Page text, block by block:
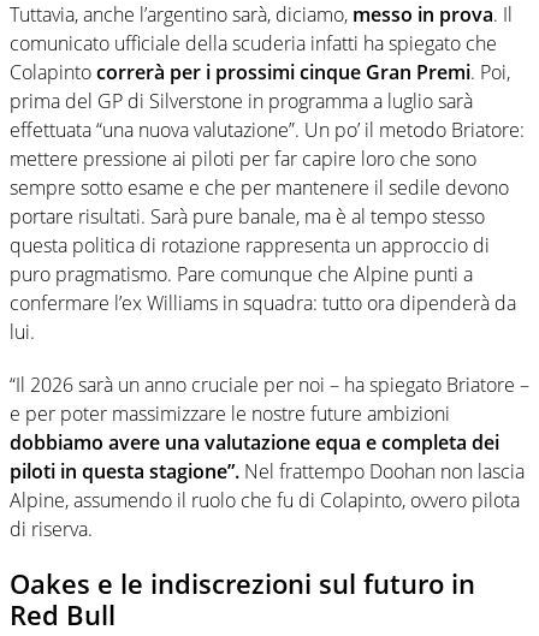
Tuttavia, anche l’argentino sarà, diciamo, messo in prova. Il
comunicato ufficiale della scuderia infatti ha spiegato che
Colapintocorrerà per i prossimi cinque Gran Premi. Poi,
prima del GP di Silverstone in programma a luglio sarà
effettuata “una nuova valutazione”. Un po’ il metodo Briatore:
mettere pressione ai piloti per far capire loro che sono
sempre sotto esame e che per mantenere il sedile devono
portare risultati. Sarà pure banale, ma è al tempo stesso
questa politica di rotazione rappresenta un approccio di
puro pragmatismo. Pare comunque che Alpine punti a
confermare l’ex Williams in squadra: tutto ora dipenderà da
lui.
“Il 2026 sarà un anno cruciale per noi – ha spiegato Briatore –
e per poter massimizzare le nostre future ambizioni
dobbiamo avere una valutazione equa e completa dei
piloti in questa stagione”. Nel frattempo Doohan non lascia
Alpine, assumendo il ruolo che fu di Colapinto, ovvero pilota
di riserva.
Oakes e le indiscrezioni sul futuro in
Red Bull